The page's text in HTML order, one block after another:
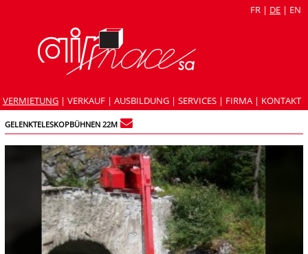
FR | DE | EN
VERMIETUNG | VERKAUF | AUSBILDUNG | SERVICES | FIRMA | KONTAKT
GELENKTELESKOPBÜHNEN 22M